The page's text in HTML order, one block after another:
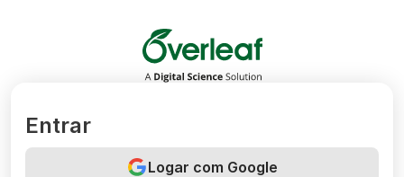
Overleaf
Entrar
Logar com Google